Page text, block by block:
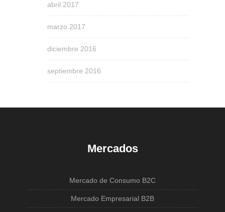
abril 2017
marzo 2017
diciembre 2016
septiembre 2016
Mercados
Mercado de Consumo B2C
Mercado Empresarial B2B